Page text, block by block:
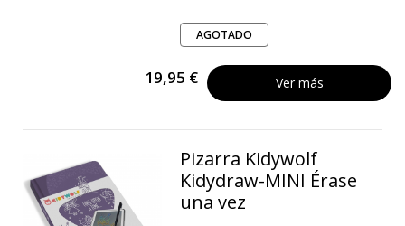
AGOTADO
19,95 € Ver más
Pizarra Kidywolf
Kidydraw-MINI Érase
una vez